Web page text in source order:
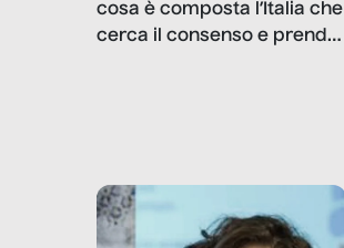
cosa è composta l’Italia che
cerca il consenso e prende